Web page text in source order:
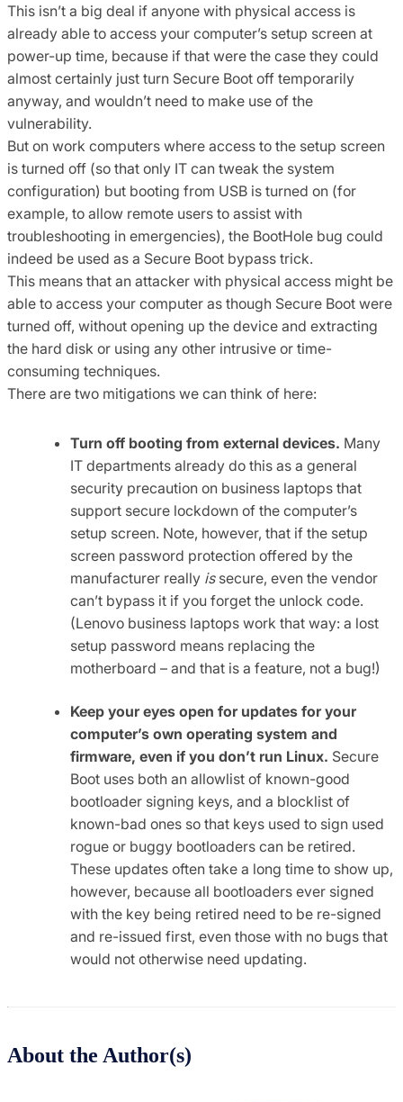
This isn’t a big deal if anyone with physical access is
already able to access your computer’s setup screen at
power-up time, because if that were the case they could
almost certainly just turn Secure Boot off temporarily
anyway, and wouldn’t need to make use of the
vulnerability.
But on work computers where access to the setup screen
is turned off (so that only IT can tweak the system
configuration) but booting from USB is turned on (for
example, to allow remote users to assist with
troubleshooting in emergencies), the BootHole bug could
indeed be used as a Secure Boot bypass trick.
This means that an attacker with physical access might be
able to access your computer as though Secure Boot were
turned off, without opening up the device and extracting
the hard disk or using any other intrusive or time-
consuming techniques.
There are two mitigations we can think of here:
Turn off booting from external devices. Many
IT departments already do this as a general
security precaution on business laptops that
support secure lockdown of the computer’s
setup screen. Note, however, that if the setup
screen password protection offered by the
manufacturer really issecure, even the vendor
can’t bypass it if you forget the unlock code.
(Lenovo business laptops work that way: a lost
setup password means replacing the
motherboard – and that is a feature, not a bug!)
Keep your eyes open for updates for your
computer’s own operating system and
firmware, even if you don’t run Linux. Secure
Boot uses both an allowlist of known-good
bootloader signing keys, and a blocklist of
known-bad ones so that keys used to sign used
rogue or buggy bootloaders can be retired.
These updates often take a long time to show up,
however, because all bootloaders ever signed
with the key being retired need to be re-signed
and re-issued first, even those with no bugs that
would not otherwise need updating.
About the Author(s)